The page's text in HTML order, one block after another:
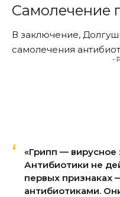
Самолечение
В заключение,
самолечения
-
«Грипп — вирусное
Антибиотики не
первых признаках
антибиотиками.